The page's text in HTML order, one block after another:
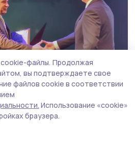
программы готовы
Родине в новом качестве.
файлы. Продолжая
вы подтверждаете свое
файлов cookie в соответствии
Использование «cookie»
браузера.